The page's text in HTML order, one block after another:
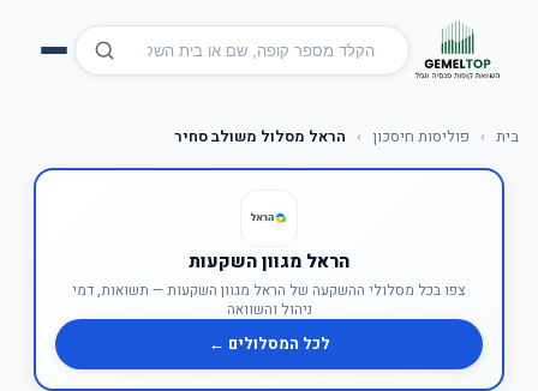
בית › פוליסות חיסכון › הראל מסלול משולב סחיר
הראל מגוון השקעות
צפו בכל מסלולי ההשקעה של הראל מגוון השקעות — תשואות, דמי
ניהול והשוואה
לכל המסלולים ←